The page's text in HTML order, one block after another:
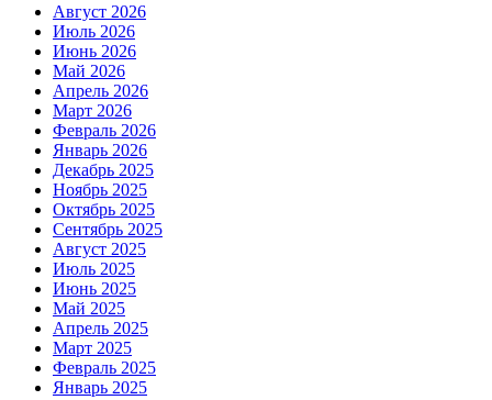
Август 2026
Июль 2026
Июнь 2026
Май 2026
Апрель 2026
Март 2026
Февраль 2026
Январь 2026
Декабрь 2025
Ноябрь 2025
Октябрь 2025
Сентябрь 2025
Август 2025
Июль 2025
Июнь 2025
Май 2025
Апрель 2025
Март 2025
Февраль 2025
Январь 2025